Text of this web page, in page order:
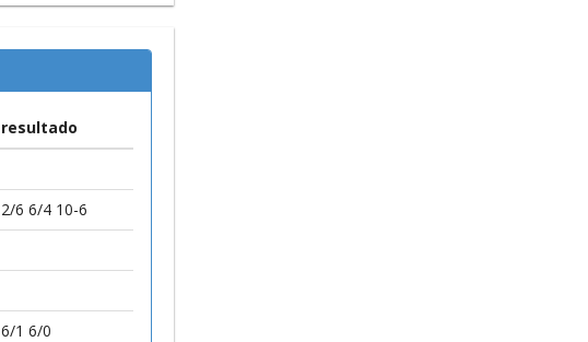
resultado
2/6 6/4 10-6
6/1 6/0